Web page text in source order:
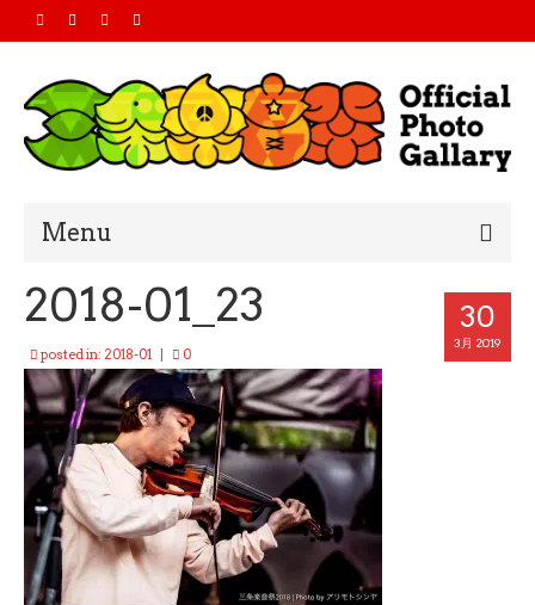
Menu
Home
2019
2018
2017
2016
All Photo
Official Site
30
3月 2019
2018-01_23
posted in: 2018-01 0